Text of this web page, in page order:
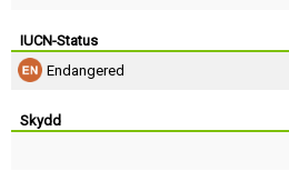
IUCN-Status
Endangered
Skydd